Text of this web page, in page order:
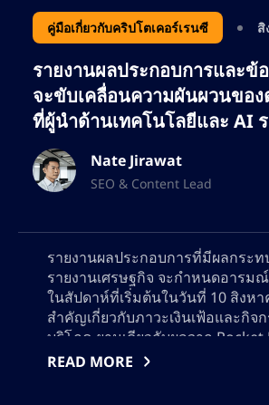
ด้วยความหลงใหลในด้านการเงิ
บล็อกเชน และการตลาดที่ขับเคลื่
เนทยังคงขยายขอบเขตในวงการ
เนื่อง ช่วยให้แบรนด์ต่างๆ เพิ่มก
ออนไลน์ให้สูงสุด และดึงดูดกลุ่ม
เทรดเดอร์และนักลงทุน
คู่มือเกี่ยวกับคริปโตเคอร์เรนซี สิ
รายงานผลประกอบการและข้
จะขับเคลื่อนความผันผวนของ
ที่ผู้นำด้านเทคโนโลยีและ AI
Nate Jirawat
SEO & Content Lead
รายงานผลประกอบการที่มีผลกระ
รายงานเศรษฐกิจ จะกำหนดอารม
ในสัปดาห์ที่เริ่มต้นในวันที่ 10 สิงห
สำคัญเกี่ยวกับภาวะเงินเฟ้อและกิจ
บริโภค ยามเดียวกับผลจาก Rocket
CoreWeave, Super Micro
READ MORE